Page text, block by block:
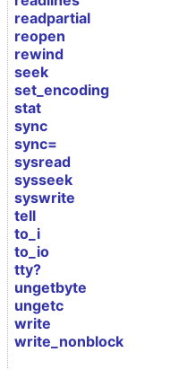
readpartial
reopen
rewind
seek
set_encoding
stat
sync
sync=
sysread
sysseek
syswrite
tell
to_i
to_io
tty?
ungetbyte
ungetc
write
write_nonblock